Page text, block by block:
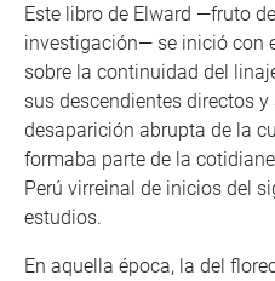
Este libro de Elward —fruto
investigación— se inició con
sobre la continuidad del
sus descendientes directos
desaparición abrupta de la
formaba parte de la
Perú virreinal de inicios del
estudios.
En aquella época, la del